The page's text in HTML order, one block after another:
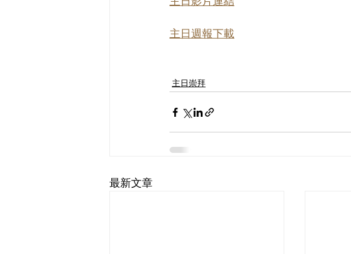
主日週報下載
主日崇拜
最新文章